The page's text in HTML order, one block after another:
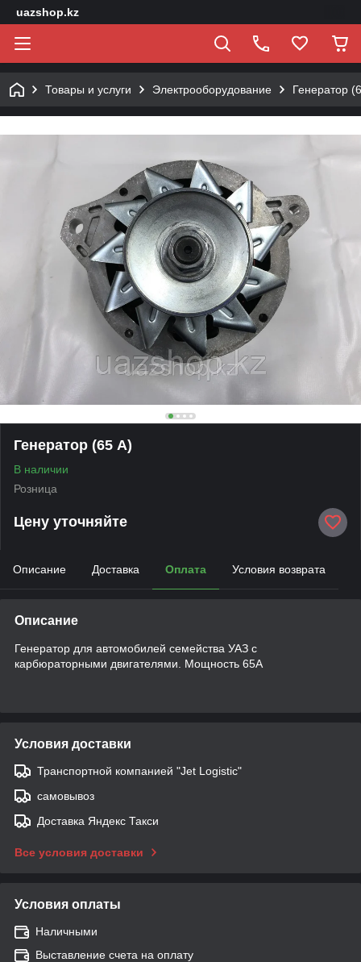
uazshop.kz
Товары и услуги Электрооборудование Генератор
Генератор (65 А)
В наличии
Розница
Цену уточняйте
Описание Доставка Оплата Условия возврата
Описание
Генератор для автомобилей семейства УАЗ с
карбюраторными двигателями. Мощность 65А
Условия доставки
Транспортной компанией "Jet Logistic"
самовывоз
Доставка Яндекс Такси
Все условия доставки
Условия оплаты
Наличными
Выставление счета на оплату